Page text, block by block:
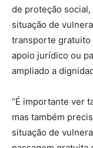
de proteção
situação de
transporte gratuito
apoio jurídico ou
ampliado a
“É importante ver
mas também
situação de